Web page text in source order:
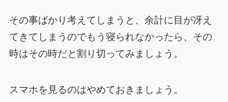
その事ばかり考えてしまうと、余計に目が冴え
てきてしまうのでもう寝られなかったら、その
時はその時だと割り切ってみましょう。
スマホを見るのはやめておきましょう。